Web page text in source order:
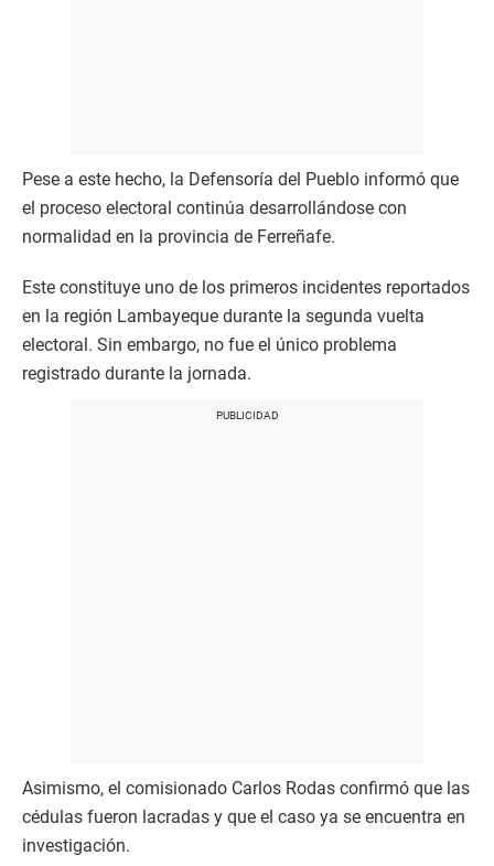
Pese a este hecho, la Defensoría del Pueblo informó que
el proceso electoral continúa desarrollándose con
normalidad en la provincia de Ferreñafe.
Este constituye uno de los primeros incidentes reportados
en la región Lambayeque durante la segunda vuelta
electoral. Sin embargo, no fue el único problema
registrado durante la jornada.
Asimismo, el comisionado Carlos Rodas confirmó que las
cédulas fueron lacradas y que el caso ya se encuentra en
investigación.